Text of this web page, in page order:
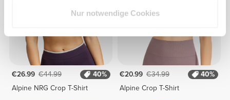
Nur notwendige Cookies
€26.99 €44.99
40%
Alpine NRG Crop T-Shirt
€20.99 €34.99
40%
Alpine Crop T-Shirt